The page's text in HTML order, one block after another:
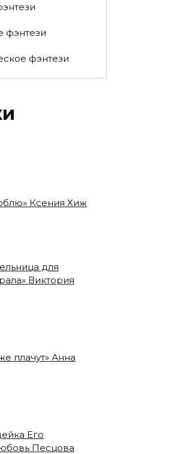
фэнтези
фэнтези
Ксения Хиж
для
Виктория
плачут» Анна
Его
Песцова